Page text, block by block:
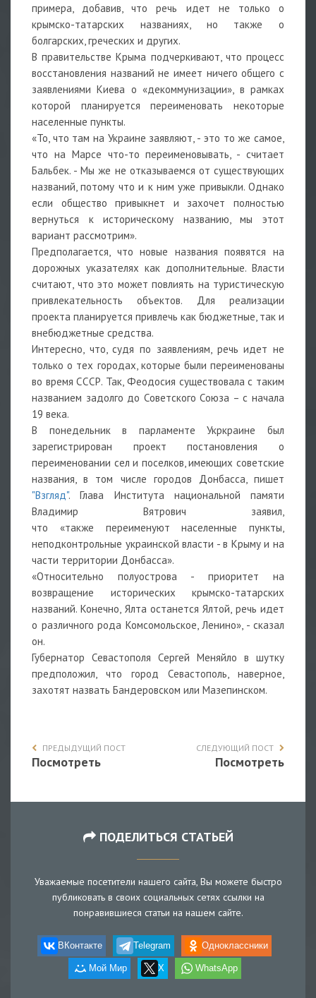
примера, добавив, что речь идет не только о
крымско-татарских названиях, но также о
болгарских, греческих и других.
В правительстве Крыма подчеркивают, что процесс
восстановления названий не имеет ничего общего с
заявлениями Киева о «декоммунизации», в рамках
которой планируется переименовать некоторые
населенные пункты.
«То, что там на Украине заявляют, - это то же самое,
что на Марсе что-то переименовывать, - считает
Бальбек. - Мы же не отказываемся от существующих
названий, потому что и к ним уже привыкли. Однако
если общество привыкнет и захочет полностью
вернуться к историческому названию, мы этот
вариант рассмотрим».
Предполагается, что новые названия появятся на
дорожных указателях как дополнительные. Власти
считают, что это может повлиять на туристическую
привлекательность объектов. Для реализации
проекта планируется привлечь как бюджетные, так и
внебюджетные средства.
Интересно, что, судя по заявлениям, речь идет не
только о тех городах, которые были переименованы
во время СССР. Так, Феодосия существовала с таким
названием задолго до Советского Союза – с начала
19 века.
В понедельник в парламенте Укркраине был
зарегистрирован проект постановления о
переименовании сел и поселков, имеющих советские
названия, в том числе городов Донбасса, пишет
"Взгляд". Глава Института национальной памяти
Владимир Вятрович заявил,
что «также переименуют населенные пункты,
неподконтрольные украинской власти - в Крыму и на
части территории Донбасса».
«Относительно полуострова - приоритет на
возвращение исторических крымско-татарских
названий. Конечно, Ялта останется Ялтой, речь идет
о различного рода Комсомольское, Ленино», - сказал
он.
Губернатор Севастополя Сергей Меняйло в шутку
предположил, что город Севастополь, наверное,
захотят назвать Бандеровском или Мазепинском.
ПРЕДЫДУЩИЙ ПОСТ
Посмотреть
СЛЕДУЮЩИЙ ПОСТ
Посмотреть
ПОДЕЛИТЬСЯ СТАТЬЕЙ
Уважаемые посетители нашего сайта, Вы можете быстро
публиковать в своих социальных сетях ссылки на
понравившиеся статьи на нашем сайте.
ВКонтакте Telegram Одноклассники
Мой Мир X WhatsApp